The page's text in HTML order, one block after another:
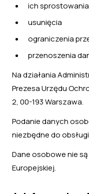
ich sprostowania
usunięcia
ograniczenia
przenoszenia
Na działania
Prezesa Urzędu
2, 00-193 Warszawa.
Podanie danych
niezbędne do
Dane osobowe nie
Europejskiej.